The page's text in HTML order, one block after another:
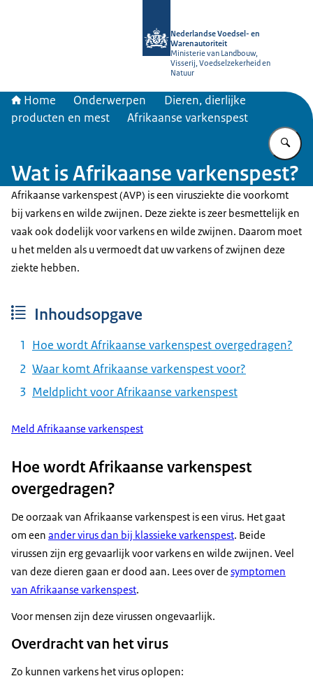
Nederlandse Voedsel- en
Warenautoriteit
Ministerie van Landbouw,
Visserij, Voedselzekerheid en
Natuur
Home Onderwerpen
Dieren, dierlijke
producten en mest
Afrikaanse varkenspest
Wat is Afrikaanse varkenspest?
Afrikaanse varkenspest (AVP) is een virusziekte die voorkomt
bij varkens en wilde zwijnen. Deze ziekte is zeer besmettelijk en
vaak ook dodelijk voor varkens en wilde zwijnen. Daarom moet
u het melden als u vermoedt dat uw varkens of zwijnen deze
ziekte hebben.
Inhoudsopgave
Hoe wordt Afrikaanse varkenspest overgedragen?
Waar komt Afrikaanse varkenspest voor?
Meldplicht voor Afrikaanse varkenspest
Meld Afrikaanse varkenspest
Hoe wordt Afrikaanse varkenspest
overgedragen?
De oorzaak van Afrikaanse varkenspest is een virus. Het gaat
om een ander virus dan bij klassieke varkenspest. Beide
virussen zijn erg gevaarlijk voor varkens en wilde zwijnen. Veel
van deze dieren gaan er dood aan. Lees over de symptomen
van Afrikaanse varkenspest.
Voor mensen zijn deze virussen ongevaarlijk.
Overdracht van het virus
Zo kunnen varkens het virus oplopen: